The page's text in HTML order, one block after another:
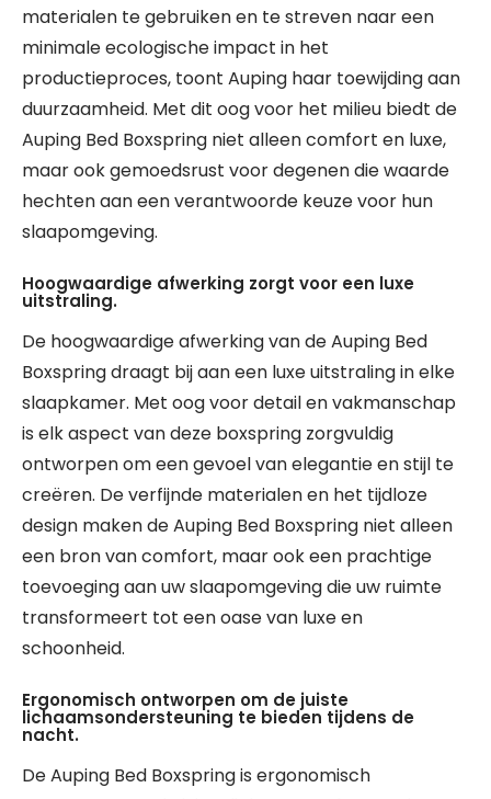
materialen te gebruiken en te streven naar een
minimale ecologische impact in het
productieproces, toont Auping haar toewijding aan
duurzaamheid. Met dit oog voor het milieu biedt de
Auping Bed Boxspring niet alleen comfort en luxe,
maar ook gemoedsrust voor degenen die waarde
hechten aan een verantwoorde keuze voor hun
slaapomgeving.
Hoogwaardige afwerking zorgt voor een luxe
uitstraling.
De hoogwaardige afwerking van de Auping Bed
Boxspring draagt bij aan een luxe uitstraling in elke
slaapkamer. Met oog voor detail en vakmanschap
is elk aspect van deze boxspring zorgvuldig
ontworpen om een gevoel van elegantie en stijl te
creëren. De verfijnde materialen en het tijdloze
design maken de Auping Bed Boxspring niet alleen
een bron van comfort, maar ook een prachtige
toevoeging aan uw slaapomgeving die uw ruimte
transformeert tot een oase van luxe en
schoonheid.
Ergonomisch ontworpen om de juiste
lichaamsondersteuning te bieden tijdens de
nacht.
De Auping Bed Boxspring is ergonomisch